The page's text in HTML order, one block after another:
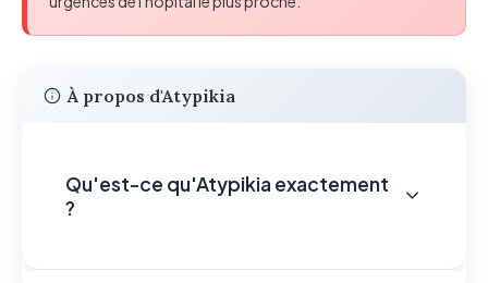
À propos d'Atypikia
Qu'est-ce qu'Atypikia exactement
?